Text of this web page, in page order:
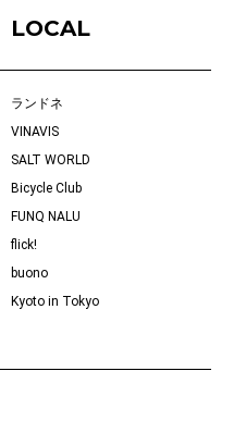
LOCAL
ランドネ
VINAVIS
SALT WORLD
Bicycle Club
FUNQ NALU
flick!
buono
Kyoto in Tokyo